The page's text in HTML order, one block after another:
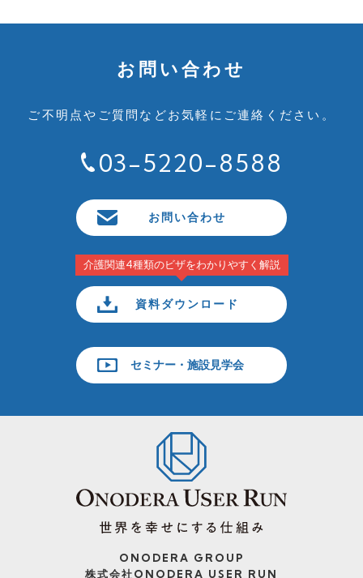
お問い合わせ
ご不明点やご質問などお気軽にご連絡ください。
03-5220-8588
お問い合わせ
介護関連4種類のビザをわかりやすく解説
資料ダウンロード
セミナー・施設見学会
ONODERA GROUP
株式会社ONODERA USER RUN